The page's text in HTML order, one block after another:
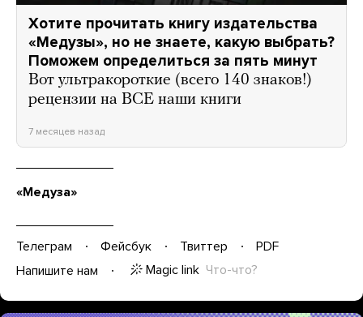
Хотите прочитать книгу издательства
«Медузы», но не знаете, какую выбрать?
Поможем определиться за пять минут
Вот ультракороткие (всего 140 знаков!)
рецензии на ВСЕ наши книги
7 месяцев назад
«Медуза»
Телеграм Фейсбук Твиттер
PDF
Напишите нам
Magic link Что-что?